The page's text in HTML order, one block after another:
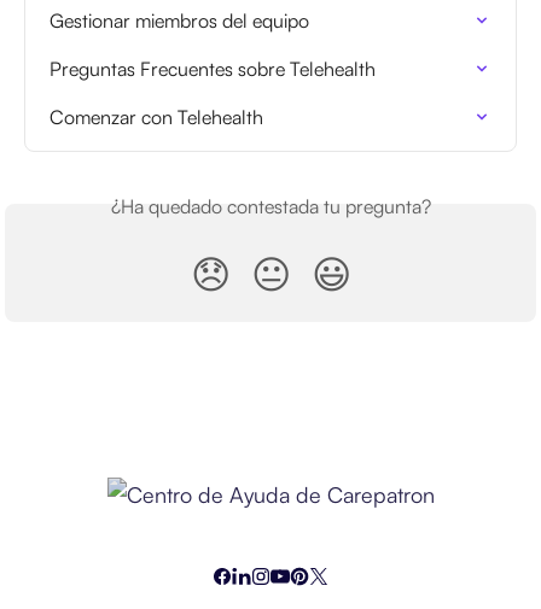
Gestionar miembros del equipo
Preguntas Frecuentes sobre Telehealth
Comenzar con Telehealth
¿Ha quedado contestada tu pregunta?
😞 😐 😃